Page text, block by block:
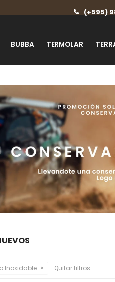
BUBBA TERMOLAR
(+595)
Inoxidable Quitar filtros